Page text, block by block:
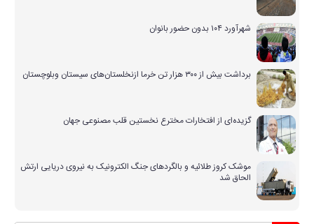
شهرآورد ۱۰۴ بدون حضور بانوان
برداشت بیش از ۳۰۰ هزار تن خرما ازنخلستان‌های سیستان وبلوچستان
گزیده‌ای از افتخارات مخترع نخستین قلب مصنوعی جهان
موشک کروز طلائیه و بالگردهای جنگ الکترونیک به نیروی دریایی ارتش
الحاق شد